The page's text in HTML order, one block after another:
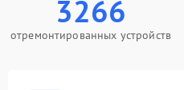
3266
отремонтированных устройств